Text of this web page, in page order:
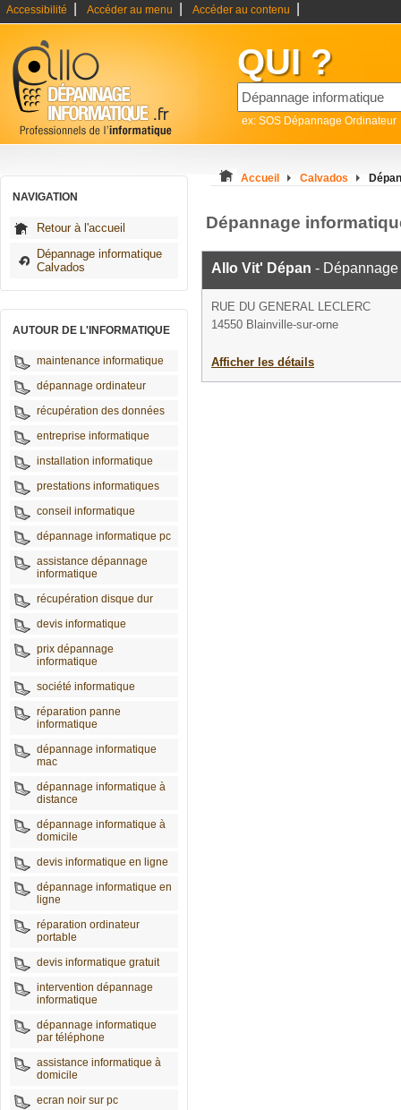
Accessibilité Accéder au menu Accéder au contenu
QUI ?
ex: SOS Dépannage Ordinateur
NAVIGATION
Retour à l'accueil
Dépannage informatique
Calvados
AUTOUR DE L'INFORMATIQUE
maintenance informatique
dépannage ordinateur
récupération des données
entreprise informatique
installation informatique
prestations informatiques
conseil informatique
dépannage informatique pc
assistance dépannage
informatique
récupération disque dur
devis informatique
prix dépannage
informatique
société informatique
réparation panne
informatique
dépannage informatique
mac
dépannage informatique à
distance
dépannage informatique à
domicile
devis informatique en ligne
dépannage informatique en
ligne
réparation ordinateur
portable
devis informatique gratuit
intervention dépannage
informatique
dépannage informatique
par téléphone
assistance informatique à
domicile
ecran noir sur pc
Accueil Calvados
Dépannage
Allo Vit' Dépan -
RUE DU GENERAL LECLERC
14550 Blainville-sur-orne
Afficher les détails